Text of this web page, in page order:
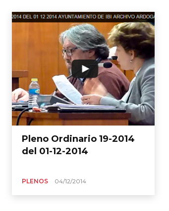
Pleno Ordinario 19-2014
del 01-12-2014
PLENOS 04/12/2014